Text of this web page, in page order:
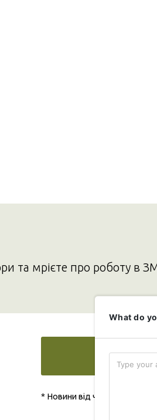
та мрієте про роботу в
Додати
* Новини від читача
What do